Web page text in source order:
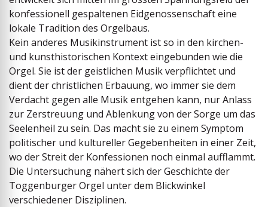
konfessionell gespaltenen Eidgenossenschaft eine
lokale Tradition des Orgelbaus.
Kein anderes Musikinstrument ist so in den kirchen-
und kunsthistorischen Kontext eingebunden wie die
Orgel. Sie ist der geistlichen Musik verpflichtet und
dient der christlichen Erbauung, wo immer sie dem
Verdacht gegen alle Musik entgehen kann, nur Anlass
zur Zerstreuung und Ablenkung von der Sorge um das
Seelenheil zu sein. Das macht sie zu einem ­Symptom
politischer und kultureller Gegebenheiten in einer Zeit,
wo der Streit der Konfessionen noch einmal aufflammt.
Die Untersuchung nähert sich der Geschichte der
Toggen­burger Orgel unter dem Blickwinkel
verschiedener Disziplinen.